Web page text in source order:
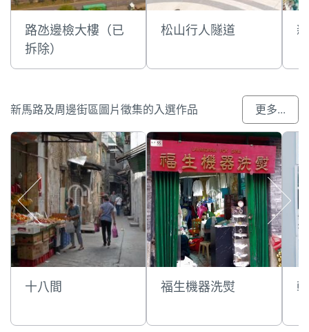
路氹邊檢大樓（已
拆除）
松山行人隧道
新馬路及周邊街區圖片徵集的入選作品 更多...
十八間 福生機器洗熨